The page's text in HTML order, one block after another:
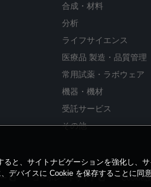
合成・材料
分析
ライフサイエンス
医療品 製造・品質管理
常用試薬・ラボウェア
機器・機材
受託サービス
その他
コーポレートサイト Cookie
ると、サイトナビゲーションを強化し、
デバイスに Cookie を保存することに同